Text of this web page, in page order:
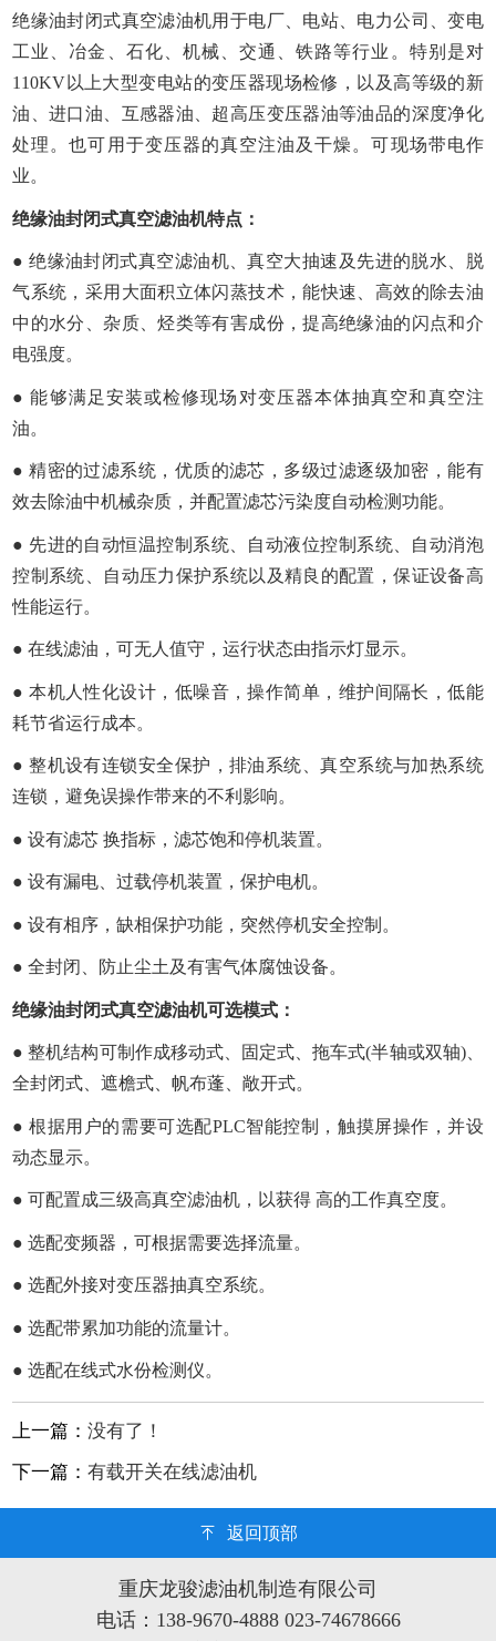
绝缘油封闭式真空滤油机用于电厂、电站、电力公司、变电
工业、冶金、石化、机械、交通、铁路等行业。特别是对
110KV以上大型变电站的变压器现场检修，以及高等级的新
油、进口油、互感器油、超高压变压器油等油品的深度净化
处理。也可用于变压器的真空注油及干燥。可现场带电作
业。
绝缘油封闭式真空滤油机特点：
● 绝缘油封闭式真空滤油机、真空大抽速及先进的脱水、脱
气系统，采用大面积立体闪蒸技术，能快速、高效的除去油
中的水分、杂质、烃类等有害成份，提高绝缘油的闪点和介
电强度。
● 能够满足安装或检修现场对变压器本体抽真空和真空注
油。
● 精密的过滤系统，优质的滤芯，多级过滤逐级加密，能有
效去除油中机械杂质，并配置滤芯污染度自动检测功能。
● 先进的自动恒温控制系统、自动液位控制系统、自动消泡
控制系统、自动压力保护系统以及精良的配置，保证设备高
性能运行。
● 在线滤油，可无人值守，运行状态由指示灯显示。
● 本机人性化设计，低噪音，操作简单，维护间隔长，低能
耗节省运行成本。
● 整机设有连锁安全保护，排油系统、真空系统与加热系统
连锁，避免误操作带来的不利影响。
● 设有滤芯 换指标，滤芯饱和停机装置。
● 设有漏电、过载停机装置，保护电机。
● 设有相序，缺相保护功能，突然停机安全控制。
● 全封闭、防止尘土及有害气体腐蚀设备。
绝缘油封闭式真空滤油机可选模式：
● 整机结构可制作成移动式、固定式、拖车式(半轴或双轴)、
全封闭式、遮檐式、帆布蓬、敞开式。
● 根据用户的需要可选配PLC智能控制，触摸屏操作，并设
动态显示。
● 可配置成三级高真空滤油机，以获得 高的工作真空度。
● 选配变频器，可根据需要选择流量。
● 选配外接对变压器抽真空系统。
● 选配带累加功能的流量计。
● 选配在线式水份检测仪。
上一篇：没有了！
下一篇：有载开关在线滤油机
返回顶部
重庆龙骏滤油机制造有限公司
电话：138-9670-4888 023-74678666